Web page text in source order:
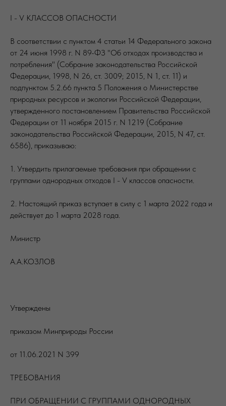
I - V КЛАССОВ ОПАСНОСТИ
В соответствии с пунктом 4 статьи 14 Федерального закона
от 24 июня 1998 г. N 89-ФЗ "Об отходах производства и
потребления" (Собрание законодательства Российской
Федерации, 1998, N 26, ст. 3009; 2015, N 1, ст. 11) и
подпунктом 5.2.66 пункта 5 Положения о Министерстве
природных ресурсов и экологии Российской Федерации,
утвержденного постановлением Правительства Российской
Федерации от 11 ноября 2015 г. N 1219 (Собрание
законодательства Российской Федерации, 2015, N 47, ст.
6586), приказываю:
1. Утвердить прилагаемые требования при обращении с
группами однородных отходов I - V классов опасности.
2. Настоящий приказ вступает в силу с 1 марта 2022 года и
действует до 1 марта 2028 года.
Министр
А.А.КОЗЛОВ
Утверждены
приказом Минприроды России
от 11.06.2021 N 399
ТРЕБОВАНИЯ
ПРИ ОБРАЩЕНИИ С ГРУППАМИ ОДНОРОДНЫХ